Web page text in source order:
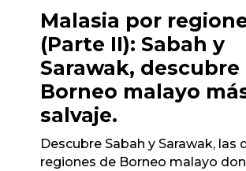
Malasia por
(Parte II): Sabah y
Sarawak, descubre
Borneo malayo
salvaje.
Descubre Sabah y Sarawak, las
regiones de Borneo malayo